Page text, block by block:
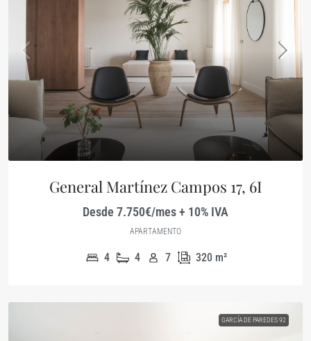
General Martínez Campos 17, 6I
Desde 7.750€/mes + 10% IVA
APARTAMENTO
4 4 7 320 m²
GARCÍA DE PAREDES 92